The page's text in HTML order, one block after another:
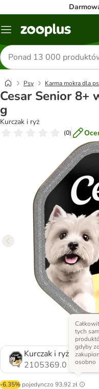
Menu
Szukaj
produktów
Psy Karma mokra dla
Cesar Senior 8+
g
Kurczak i ryż
(0)
Kurczak i ryż
2105369.0
-6.35% pojedynczo 93,92 zł
tych
gdyby
osobno